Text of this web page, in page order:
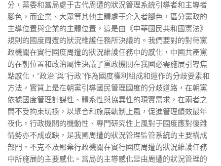
分，黨委和當局處于古代周遭的狀況管理系統引導者和主導者
腳色，而企業、大眾等其他主體處于介入者腳色，區分黨政的
主導位置與企業的主體位置，這是由《中華國民共和國憲法》
規則的國度周遭的狀況維護任務所決議的。我們要對的對待黨
政機關在實行國度周遭的狀況維護任務中的感化，中國共產黨
的在朝位置和政治屬性決議了黨政機關在我國必需施展引導焦
點感化，“政治”與“行政”作為國度權利組成和運作的分歧要素和
方法，實質上是在朝黨引導國民管理國度的分歧道路，在朝黨
依據國度管理計謀性、體系性與協異性的現實需求，在兩者之
間不受拘束切換，以聚合和施展軌制上風，促進管理績效最年
夜化。行政機關的機動性、專門研究性上風對于國度應對復雜
情勢亦不成或缺，是我國周遭的狀況管理監管系統的主要構成
部門，不克不及鄙棄行政機關在實行國度周遭的狀況維護任務
中所施展的主要感化。當局的主導感化是由周遭的狀況管理的